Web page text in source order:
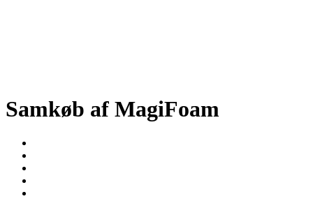
Samkøb af MagiFoam